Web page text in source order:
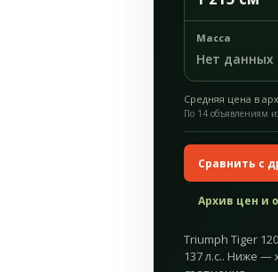
Масса
Нет данных
Средняя цена в
По 14 объявлениям
Сравнить с
Архив цен и
Triumph Tiger
137 л.с.. Ниже —